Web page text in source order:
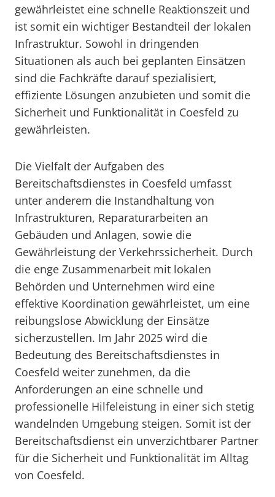
gewährleistet eine schnelle Reaktionszeit und
ist somit ein wichtiger Bestandteil der lokalen
Infrastruktur. Sowohl in dringenden
Situationen als auch bei geplanten Einsätzen
sind die Fachkräfte darauf spezialisiert,
effiziente Lösungen anzubieten und somit die
Sicherheit und Funktionalität in Coesfeld zu
gewährleisten.
Die Vielfalt der Aufgaben des
Bereitschaftsdienstes in Coesfeld umfasst
unter anderem die Instandhaltung von
Infrastrukturen, Reparaturarbeiten an
Gebäuden und Anlagen, sowie die
Gewährleistung der Verkehrssicherheit. Durch
die enge Zusammenarbeit mit lokalen
Behörden und Unternehmen wird eine
effektive Koordination gewährleistet, um eine
reibungslose Abwicklung der Einsätze
sicherzustellen. Im Jahr 2025 wird die
Bedeutung des Bereitschaftsdienstes in
Coesfeld weiter zunehmen, da die
Anforderungen an eine schnelle und
professionelle Hilfeleistung in einer sich stetig
wandelnden Umgebung steigen. Somit ist der
Bereitschaftsdienst ein unverzichtbarer Partner
für die Sicherheit und Funktionalität im Alltag
von Coesfeld.